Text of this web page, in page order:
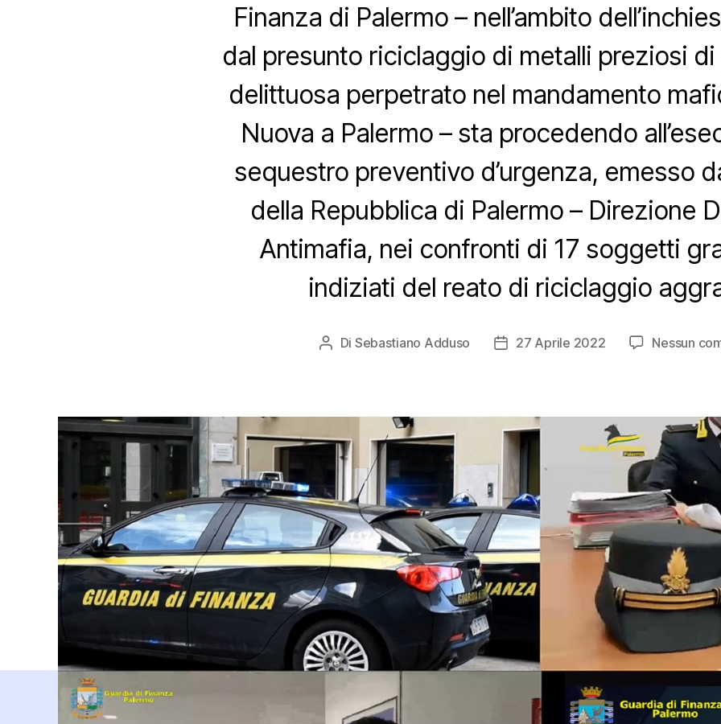
Finanza di Palermo – nell’ambito
dal presunto riciclaggio di metalli preziosi
delittuosa perpetrato nel mandamento
Nuova a Palermo – sta procedendo
sequestro preventivo d’urgenza, emesso
della Repubblica di Palermo – Direzione
Antimafia, nei confronti di 17 soggetti
indiziati del reato di riciclaggio
Autore
Di Sebastiano Adduso
Data27 Aprile 2022 Nessun